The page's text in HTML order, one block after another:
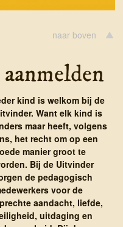
naar boven
kind is welkom bij de
Want elk kind is
maar heeft, volgens
het recht om op een
manier groot te
Bij de Uitvinder
de pedagogisch
voor de
aandacht, liefde,
uitdaging en